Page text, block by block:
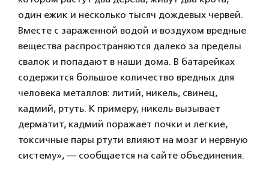
один ежик и несколько тысяч дождевых червей.
Вместе с зараженной водой и воздухом вредные
вещества распространяются далеко за пределы
свалок и попадают в наши дома. В батарейках
содержится большое количество вредных для
человека металлов: литий, никель, свинец,
кадмий, ртуть. К примеру, никель вызывает
дерматит, кадмий поражает почки и легкие,
токсичные пары ртути влияют на мозг и нервную
систему», — сообщается на сайте объединения.